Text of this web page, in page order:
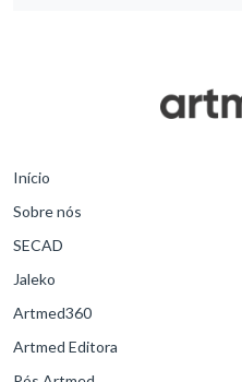
Início
Sobre nós
SECAD
Jaleko
Artmed360
Artmed Editora